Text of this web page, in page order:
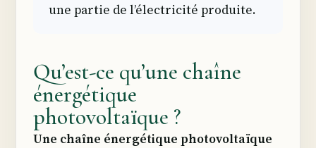
une partie de l’électricité produite.
Qu’est-ce qu’une chaîne
énergétique
photovoltaïque ?
Une chaîne énergétique photovoltaïque